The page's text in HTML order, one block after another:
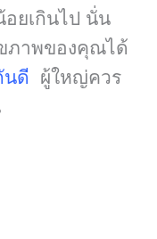
ยเกินไป นั่น
ภาพของคุณได้
นดี ผู้ใหญ่ควร